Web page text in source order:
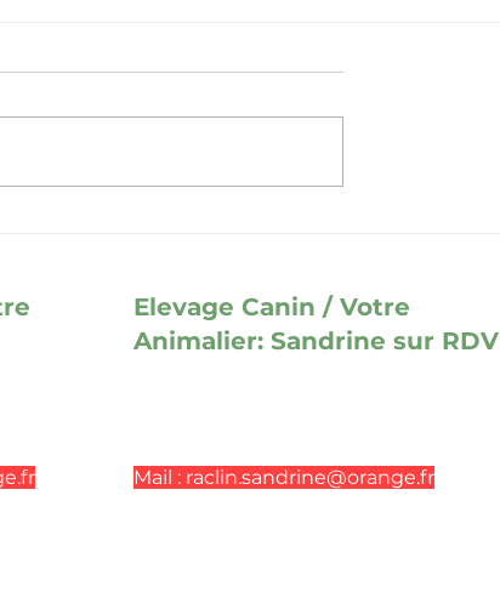
L’AIDE D’UN TRACEUR
GPS
Elevage Canin / Votre
Animalier: Sandrine sur RDV
Mail : raclin.sandrine@orange.fr